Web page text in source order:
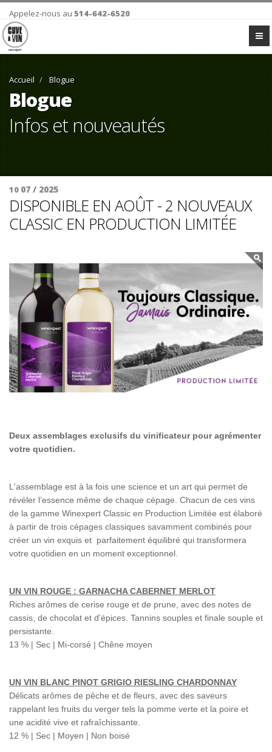
Appelez-nous au 514-642-6520
Accueil Blogue
Blogue
Infos et nouveautés
10 07 / 2025
DISPONIBLE EN AOÛT - 2 NOUVEAUX
CLASSIC EN PRODUCTION LIMITÉE
Deux assemblages exclusifs du vinificateur pour agrémenter
votre quotidien.
L'assemblage est à la fois une science et un art qui permet de
révéler l’essence même de chaque cépage. Chacun de ces vins
de la gamme Winexpert Classic en Production Limitée est élaboré
à partir de trois cépages classiques savamment combinés pour
créer un vin exquis et parfaitement équilibré qui transformera
votre quotidien en un moment exceptionnel.
UN VIN ROUGE : GARNACHA CABERNET MERLOT
Riches arômes de cerise rouge et de prune, avec des notes de
cassis, de chocolat et d'épices. Tannins souples et finale souple et
persistante.
13 % | Sec | Mi-corsé | Chêne moyen
UN VIN BLANC PINOT GRIGIO RIESLING CHARDONNAY
Délicats arômes de pêche et de fleurs, avec des saveurs
rappelant les fruits du verger tels la pomme verte et la poire et
une acidité vive et rafraîchissante.
12 % | Sec | Moyen | Non boisé